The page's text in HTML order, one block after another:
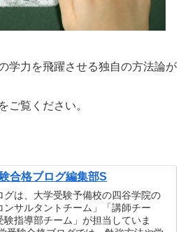
学力を飛躍させる独自の方法論が
ご覧ください。
合格ブログ編集部S
グは、大学受験予備校の四谷学院の
ンサルタントチーム」「講師チー
験指導部チーム」が担当していま